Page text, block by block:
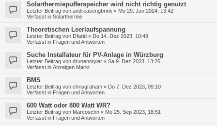
Solarthermiepufferspeicher wird nicht richtig genutzt
Letzter Beitrag von andreasengbrink « Mo 29. Jan 2024, 13:42
Verfasst in Solarthermie
Theoretischen Leerlaufspannung
Letzter Beitrag von Dfarid « Do 14. Dez 2023, 10:49
Verfasst in Fragen und Antworten
Suche Installateur für PV-Anlage in Würzburg
Letzter Beitrag von drunenstyler « Sa 9. Dez 2023, 13:25
Verfasst in Anzeigen Markt
BMS
Letzter Beitrag von chrisgraham « Do 7. Dez 2023, 09:10
Verfasst in Fragen und Antworten
600 Watt oder 800 Watt WR?
Letzter Beitrag von Marcoschn « Mo 25. Sep 2023, 18:51
Verfasst in Fragen und Antworten